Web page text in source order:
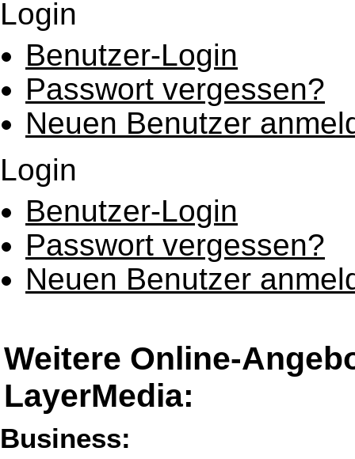
Login
Benutzer-Login
Passwort vergessen?
Neuen Benutzer
Login
Benutzer-Login
Passwort vergessen?
Neuen Benutzer
Weitere Online-
LayerMedia:
Business: